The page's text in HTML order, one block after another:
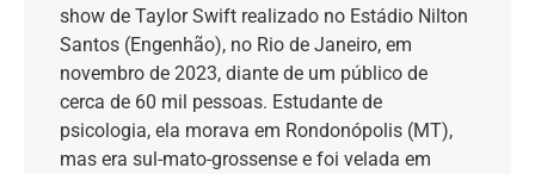
show de Taylor Swift realizado no Estádio Nilton
Santos (Engenhão), no Rio de Janeiro, em
novembro de 2023, diante de um público de
cerca de 60 mil pessoas. Estudante de
psicologia, ela morava em Rondonópolis (MT),
mas era sul-mato-grossense e foi velada em